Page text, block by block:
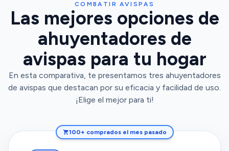
COMBATIR AVISPAS
Las mejores opciones de
ahuyentadores de
avispas para tu hogar
En esta comparativa, te presentamos tres ahuyentadores
de avispas que destacan por su eficacia y facilidad de uso.
¡Elige el mejor para ti!
100+ comprados el mes pasado